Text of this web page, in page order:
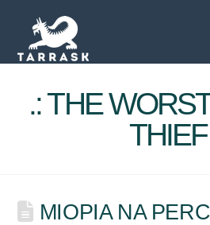
.: THE
MIOPIA NA